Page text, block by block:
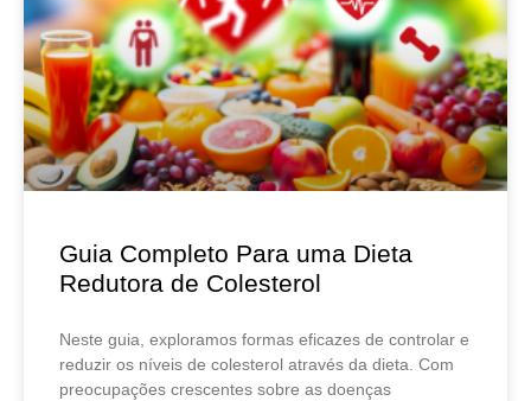
Guia Completo Para uma Dieta
Redutora de Colesterol
Neste guia, exploramos formas eficazes de controlar e
reduzir os níveis de colesterol através da dieta. Com
preocupações crescentes sobre as doenças